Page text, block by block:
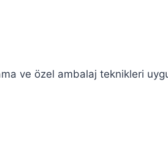
ve özel ambalaj teknikleri